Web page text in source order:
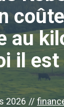
au
il est
2026 //